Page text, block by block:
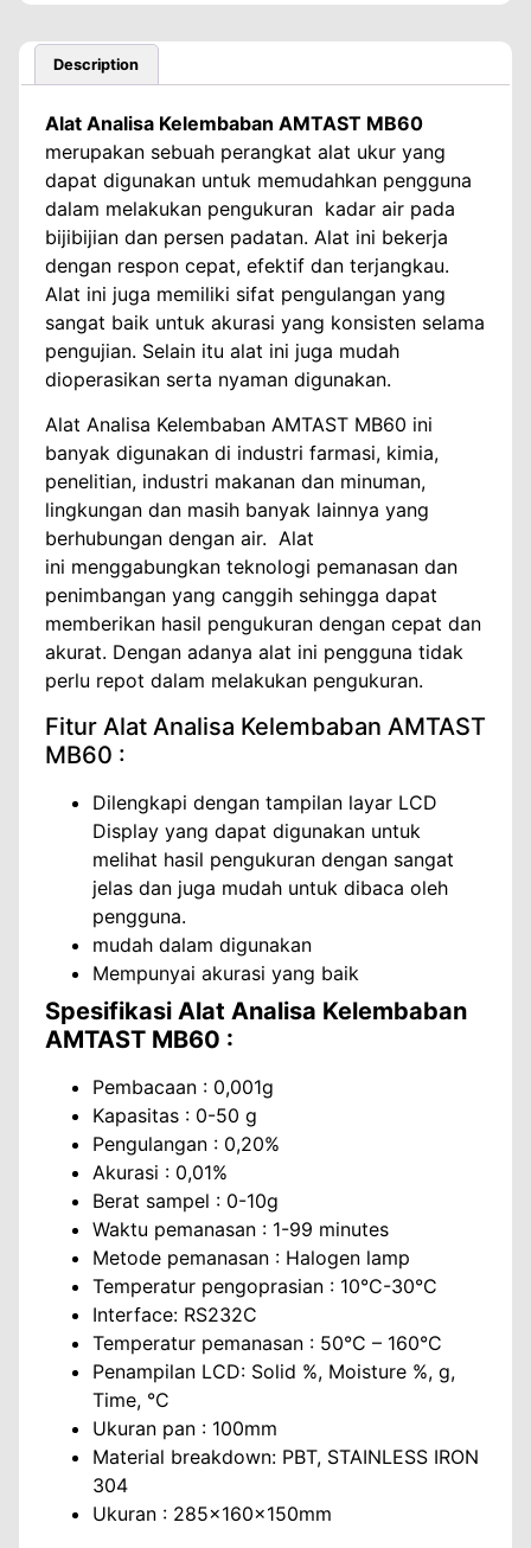
Description
Alat Analisa Kelembaban AMTAST MB60
merupakan sebuah perangkat alat ukur yang
dapat digunakan untuk memudahkan pengguna
dalam melakukan pengukuran kadar air pada
bijibijian dan persen padatan. Alat ini bekerja
dengan respon cepat, efektif dan terjangkau.
Alat ini juga memiliki sifat pengulangan yang
sangat baik untuk akurasi yang konsisten selama
pengujian. Selain itu alat ini juga mudah
dioperasikan serta nyaman digunakan.
Alat Analisa Kelembaban AMTAST MB60 ini
banyak digunakan di industri farmasi, kimia,
penelitian, industri makanan dan minuman,
lingkungan dan masih banyak lainnya yang
berhubungan dengan air. Alat
ini menggabungkan teknologi pemanasan dan
penimbangan yang canggih sehingga dapat
memberikan hasil pengukuran dengan cepat dan
akurat. Dengan adanya alat ini pengguna tidak
perlu repot dalam melakukan pengukuran.
Fitur Alat Analisa Kelembaban AMTAST
MB60 :
Dilengkapi dengan tampilan layar LCD
Display yang dapat digunakan untuk
melihat hasil pengukuran dengan sangat
jelas dan juga mudah untuk dibaca oleh
pengguna.
mudah dalam digunakan
Mempunyai akurasi yang baik
Spesifikasi Alat Analisa Kelembaban
AMTAST MB60 :
Pembacaan : 0,001g
Kapasitas : 0-50 g
Pengulangan : 0,20%
Akurasi : 0,01%
Berat sampel : 0-10g
Waktu pemanasan : 1-99 minutes
Metode pemanasan : Halogen lamp
Temperatur pengoprasian : 10°C-30°C
Interface: RS232C
Temperatur pemanasan : 50°C – 160°C
Penampilan LCD: Solid %, Moisture %, g,
Time, °C
Ukuran pan : 100mm
Material breakdown: PBT, STAINLESS IRON
304
Ukuran : 285×160×150mm